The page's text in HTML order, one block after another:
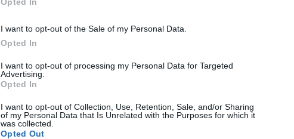
I want to opt-out of the Sale of my Personal Data.
Opted In
I want to opt-out of processing my Personal Data for Targeted
Advertising.
Opted In
I want to opt-out of Collection, Use, Retention, Sale, and/or Sharing
of my Personal Data that Is Unrelated with the Purposes for which it
was collected.
Opted Out